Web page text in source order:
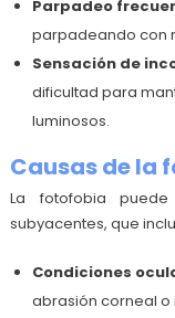
Parpadeo
parpadeando con
Sensación de
dificultad para
luminosos.
Causas de la
La fotofobia
subyacentes, que
Condiciones
abrasión corneal o